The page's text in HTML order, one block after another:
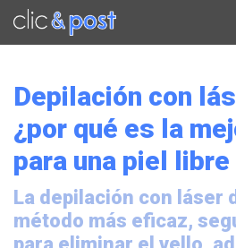
Saltar
contenido
Depilación con
¿por qué es la
para una piel
La depilación con láser
método más eficaz,